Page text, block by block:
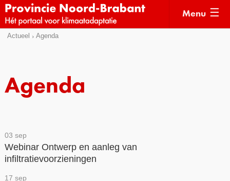
Sla
Direct
naar
Direct
naar
de
Menu
Actueel Agenda
Agenda
03 sep
Webinar Ontwerp en aanleg van
infiltratievoorzieningen
17 sep
Voorbeelden